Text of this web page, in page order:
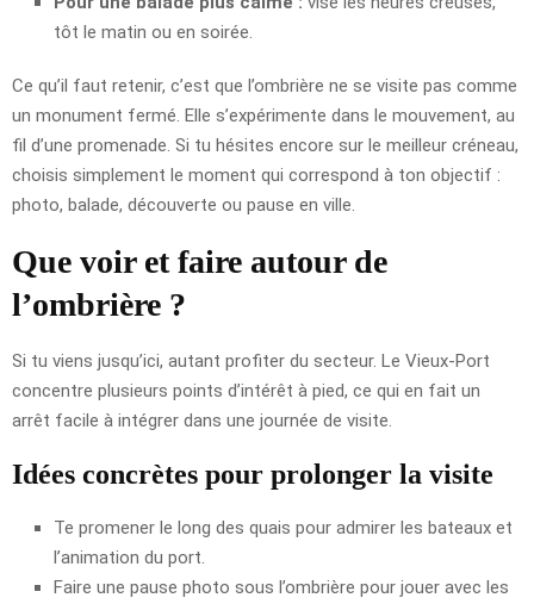
tôt le matin ou en soirée.
Ce qu’il faut retenir, c’est que l’ombrière ne se visite pas comme
un monument fermé. Elle s’expérimente dans le mouvement, au
fil d’une promenade. Si tu hésites encore sur le meilleur créneau,
choisis simplement le moment qui correspond à ton objectif :
photo, balade, découverte ou pause en ville.
Que voir et faire autour de
l’ombrière ?
Si tu viens jusqu’ici, autant profiter du secteur. Le Vieux-Port
concentre plusieurs points d’intérêt à pied, ce qui en fait un
arrêt facile à intégrer dans une journée de visite.
Idées concrètes pour prolonger la visite
Te promener le long des quais pour admirer les bateaux et
l’animation du port.
Faire une pause photo sous l’ombrière pour jouer avec les